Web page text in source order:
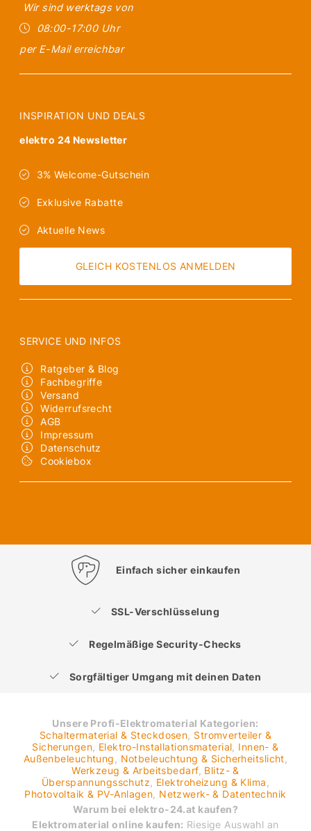
Wir sind werktags von
08:00-17:00 Uhr
per E-Mail erreichbar
INSPIRATION UND DEALS
elektro 24 Newsletter
3% Welcome-Gutschein
Exklusive Rabatte
Aktuelle News
GLEICH KOSTENLOS ANMELDEN
SERVICE UND INFOS
Ratgeber & Blog
Fachbegriffe
Versand
Widerrufsrecht
AGB
Impressum
Datenschutz
Cookiebox
Einfach sicher einkaufen
SSL-Verschlüsselung
Regelmäßige Security-Checks
Sorgfältiger Umgang mit deinen Daten
Unsere Profi-Elektromaterial Kategorien:
Schaltermaterial & Steckdosen Stromverteiler &
Sicherungen Elektro-Installationsmaterial Innen- &
Außenbeleuchtung
Notbeleuchtung & Sicherheitslicht
Werkzeug & Arbeitsbedarf, Blitz- &
Überspannungsschutz
Elektroheizung & Klima
Photovoltaik & PV-Anlagen Netzwerk- & Datentechnik
Warum bei elektro-24.at kaufen?
Elektromaterial online kaufen: Riesige Auswahl an